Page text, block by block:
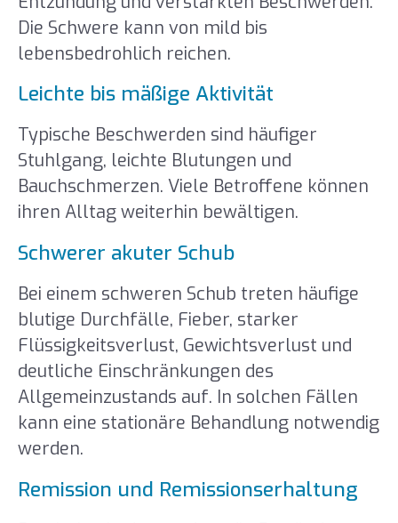
Die Schwere kann von mild bis
lebensbedrohlich reichen.
Leichte bis mäßige Aktivität
Typische Beschwerden sind häufiger
Stuhlgang, leichte Blutungen und
Bauchschmerzen. Viele Betroffene können
ihren Alltag weiterhin bewältigen.
Schwerer akuter Schub
Bei einem schweren Schub treten häufige
blutige Durchfälle, Fieber, starker
Flüssigkeitsverlust, Gewichtsverlust und
deutliche Einschränkungen des
Allgemeinzustands auf. In solchen Fällen
kann eine stationäre Behandlung notwendig
werden.
Remission und Remissionserhaltung